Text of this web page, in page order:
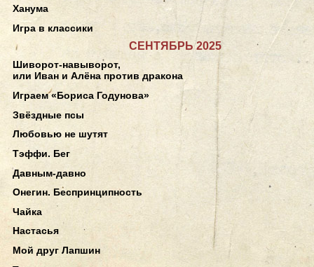
Ханума
Игра в классики
СЕНТЯБРЬ 2025
Шиворот-навыворот,
или Иван и Алёна против дракона
Играем «Бориса Годунова»
Звёздные псы
Любовью не шутят
Тэффи. Бег
Давным-давно
Онегин. Беспринципность
Чайка
Настасья
Мой друг Лапшин